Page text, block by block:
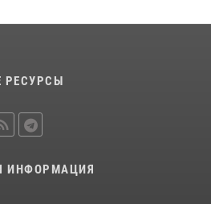
проведении «Дня огурца»
РЕСУРСЫ
ИНФОРМАЦИЯ